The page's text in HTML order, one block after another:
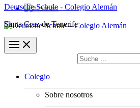
Deutsche Schule - Colegio Alemán
Santa Cruz de Tenerife
Buscar
por:
Colegio
Sobre nosotros